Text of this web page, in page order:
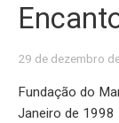
29 de dezembro
Fundação do
Janeiro de 1998